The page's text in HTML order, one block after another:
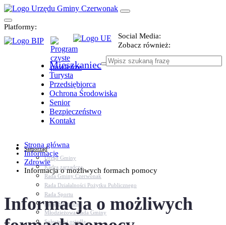
Platformy:
Social Media:
Zobacz również:
Mieszkaniec
Turysta
Przedsiębiorca
Ochrona Środowiska
Senior
Bezpieczeństwo
Kontakt
Samorząd
Urząd Gminy
Kadra zarządcza
Rada Gminy Czerwonak
Rada Działalności Pożytku Publicznego
Rada Sportu
Rada Seniorów
Młodzieżowa Rada Gminy
Sołectwa i osiedla
Strona główna
Informacje
Zdrowie
Informacja o możliwych formach pomocy
Informacja o możliwych